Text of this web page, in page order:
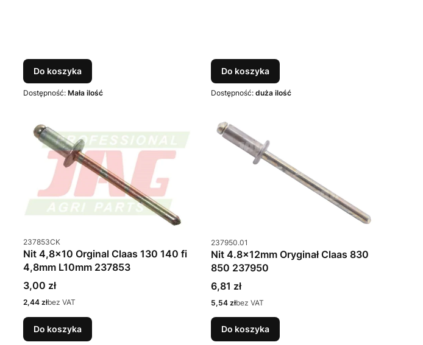
Do koszyka
Dostępność: Mała ilość
Do koszyka
Dostępność: duża ilość
Kod produktu
237853CK
Nit 4,8x10 Orginal Claas 130 140 fi
4,8mm L10mm 237853
Cena
3,00 zł
Cena
2,44 złbez VAT
Do koszyka
Kod produktu
237950.01
Nit 4.8x12mm Oryginał Claas 830
850 237950
Cena
6,81 zł
Cena
5,54 złbez VAT
Do koszyka